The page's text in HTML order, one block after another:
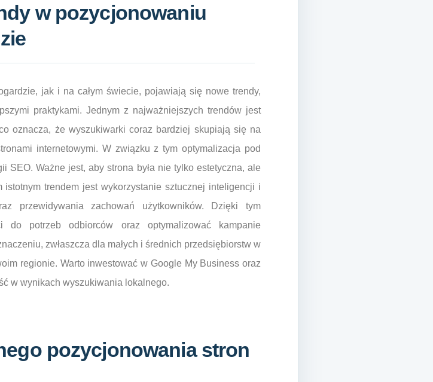
w pozycjonowaniu
jak i na całym świecie, pojawiają się nowe trendy,
praktykami. Jednym z najważniejszych trendów jest
oznacza, że wyszukiwarki coraz bardziej skupiają się na
internetowymi. W związku z tym optymalizacja pod
SEO. Ważne jest, aby strona była nie tylko estetyczna, ale
trendem jest wykorzystanie sztucznej inteligencji i
przewidywania zachowań użytkowników. Dzięki tym
do potrzeb odbiorców oraz optymalizować kampanie
zwłaszcza dla małych i średnich przedsiębiorstw w
regionie. Warto inwestować w Google My Business oraz
w wynikach wyszukiwania lokalnego.
pozycjonowania stron